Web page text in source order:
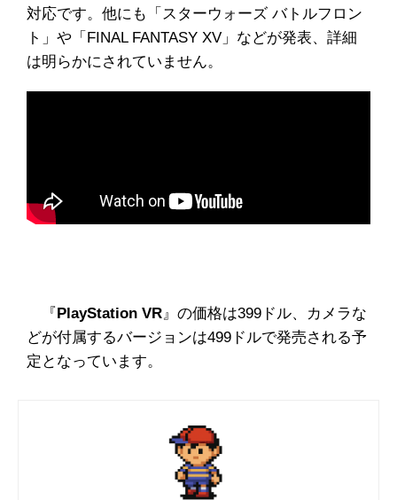
対応です。他にも「スターウォーズ バトルフロン
ト」や「FINAL FANTASY XV」などが発表、詳細
は明らかにされていません。
『 PlayStation VR』の価格は399ドル、カメラな
どが付属するバージョンは499ドルで発売される予
定となっています。